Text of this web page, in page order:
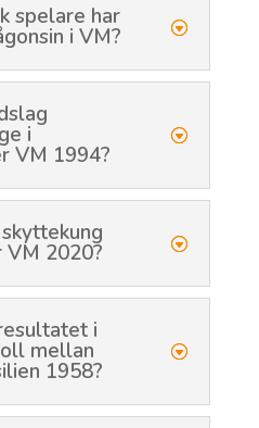
spelare har
i VM?
i
VM 1994?
VM 2020?
i
mellan
1958?